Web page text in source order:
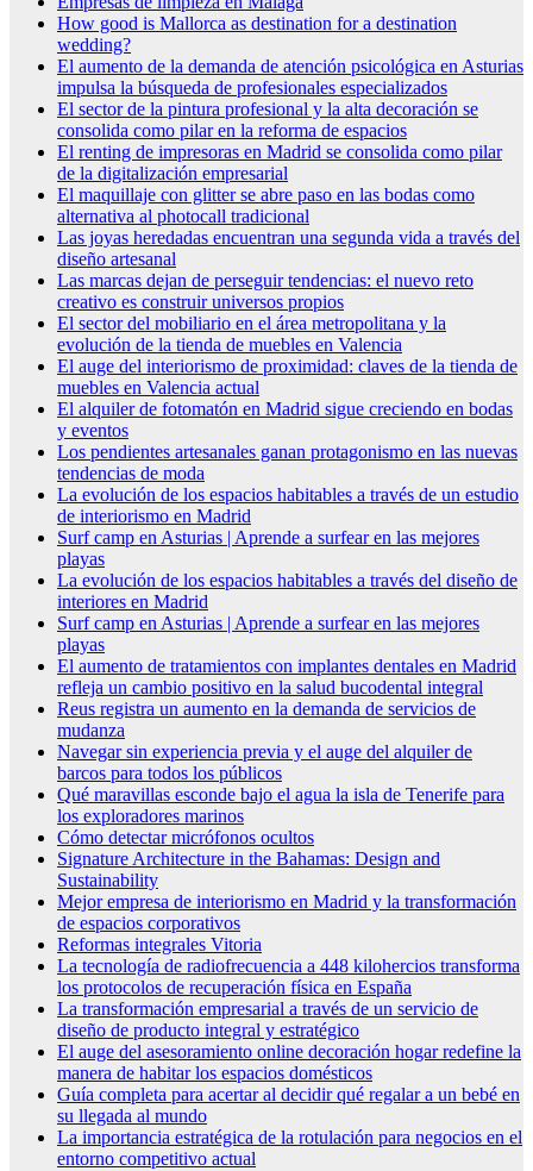
How good is Mallorca as destination for a destination
wedding?
El aumento de la demanda de atención psicológica en Asturias
impulsa la búsqueda de profesionales especializados
El sector de la pintura profesional y la alta decoración se
consolida como pilar en la reforma de espacios
El renting de impresoras en Madrid se consolida como pilar
de la digitalización empresarial
El maquillaje con glitter se abre paso en las bodas como
alternativa al photocall tradicional
Las joyas heredadas encuentran una segunda vida a través del
diseño artesanal
Las marcas dejan de perseguir tendencias: el nuevo reto
creativo es construir universos propios
El sector del mobiliario en el área metropolitana y la
evolución de la tienda de muebles en Valencia
El auge del interiorismo de proximidad: claves de la tienda de
muebles en Valencia actual
El alquiler de fotomatón en Madrid sigue creciendo en bodas
y eventos
Los pendientes artesanales ganan protagonismo en las nuevas
tendencias de moda
La evolución de los espacios habitables a través de un estudio
de interiorismo en Madrid
Surf camp en Asturias | Aprende a surfear en las mejores
playas
La evolución de los espacios habitables a través del diseño de
interiores en Madrid
Surf camp en Asturias | Aprende a surfear en las mejores
playas
El aumento de tratamientos con implantes dentales en Madrid
refleja un cambio positivo en la salud bucodental integral
Reus registra un aumento en la demanda de servicios de
mudanza
Navegar sin experiencia previa y el auge del alquiler de
barcos para todos los públicos
Qué maravillas esconde bajo el agua la isla de Tenerife para
los exploradores marinos
Cómo detectar micrófonos ocultos
Signature Architecture in the Bahamas: Design and
Sustainability
Mejor empresa de interiorismo en Madrid y la transformación
de espacios corporativos
Reformas integrales Vitoria
La tecnología de radiofrecuencia a 448 kilohercios transforma
los protocolos de recuperación física en España
La transformación empresarial a través de un servicio de
diseño de producto integral y estratégico
El auge del asesoramiento online decoración hogar redefine la
manera de habitar los espacios domésticos
Guía completa para acertar al decidir qué regalar a un bebé en
su llegada al mundo
La importancia estratégica de la rotulación para negocios en el
entorno competitivo actual